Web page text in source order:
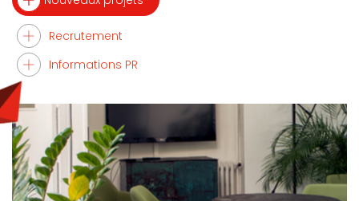
Recrutement
Informations PR